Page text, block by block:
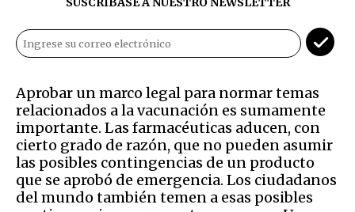
Aprobar un marco legal para normar temas
relacionados a la vacunación es sumamente
importante. Las farmacéuticas aducen, con
cierto grado de razón, que no pueden asumir
las posibles contingencias de un producto
que se aprobó de emergencia. Los ciudadanos
del mundo también temen a esas posibles